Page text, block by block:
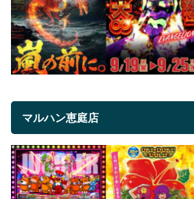
マルハン恵庭店